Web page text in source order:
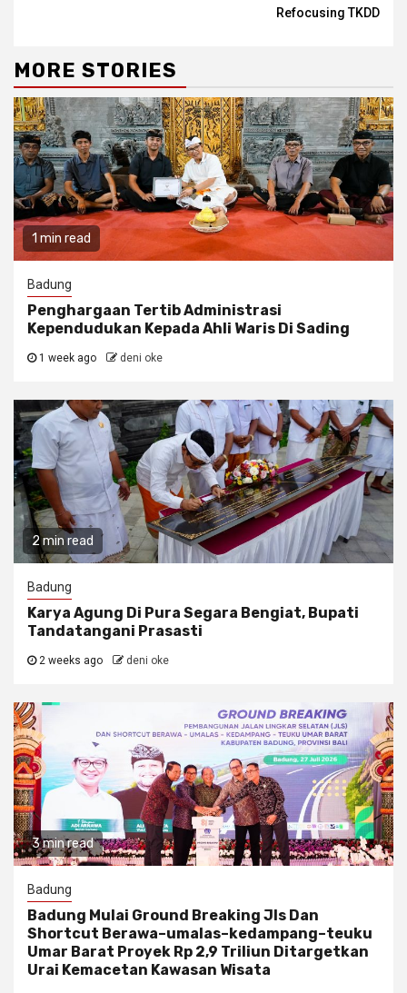
Refocusing TKDD
MORE STORIES
1 min read
Badung
Penghargaan Tertib Administrasi
Kependudukan Kepada Ahli Waris Di Sading
1 week ago deni oke
2 min read
Badung
Karya Agung Di Pura Segara Bengiat, Bupati
Tandatangani Prasasti
2 weeks ago deni oke
3 min read
Badung
Badung Mulai Ground Breaking Jls Dan
Shortcut Berawa–umalas–kedampang–teuku
Umar Barat Proyek Rp 2,9 Triliun Ditargetkan
Urai Kemacetan Kawasan Wisata